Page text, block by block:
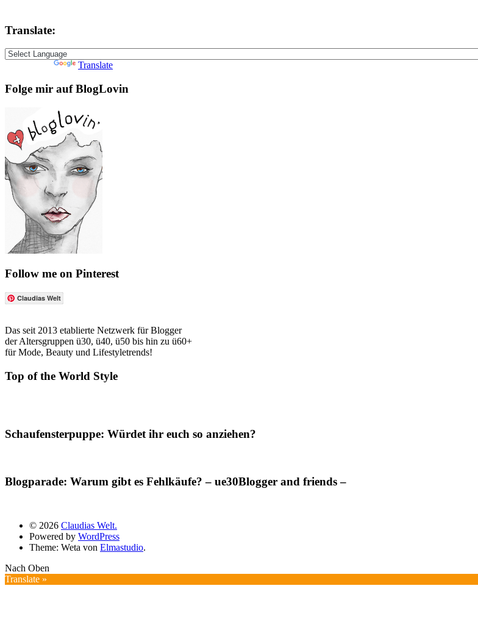
Translate:
Translate
Folge mir auf BlogLovin
Follow me on Pinterest
Claudias Welt
Das seit 2013 etablierte Netzwerk für Blogger
der Altersgruppen ü30, ü40, ü50 bis hin zu ü60+
für Mode, Beauty und Lifestyletrends!
Top of the World Style
Schaufensterpuppe: Würdet ihr euch so anziehen?
Blogparade: Warum gibt es Fehlkäufe? – ue30Blogger and friends –
© 2026 Claudias Welt.
Powered by WordPress
Theme: Weta von Elmastudio.
Nach Oben
Translate »